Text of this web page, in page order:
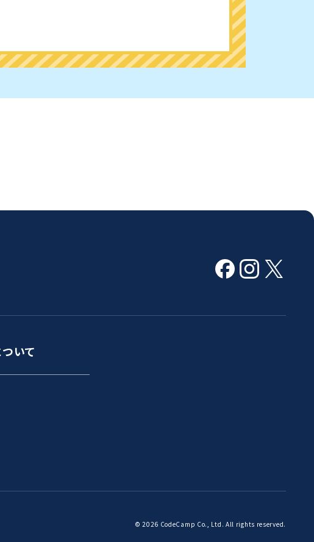
いて
© 2026 CodeCamp Co., Ltd. All rights reserved.